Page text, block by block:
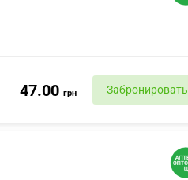
47.00 грн Забронировать